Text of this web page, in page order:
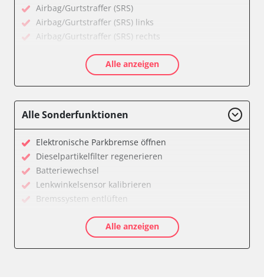
Airbag/Gurtstraffer (SRS)
Airbag/Gurtstraffer (SRS) links
Airbag/Gurtstraffer (SRS) rechts
Allradelektronik
Anhängersteuergerät
Diagnoseschnittstelle (EOBD/OBDII)
Einparkhilfe
Einparkhilfe Lenkhilfe
Einstiegshilfe Beifahrer
Einstiegshilfe Fahrer
Fahrererkennung
Fahrtrichtungskamera
Fernlichtassistent
Alle anzeigen
Alle Sonderfunktionen
Elektronische Parkbremse öffnen
Dieselpartikelfilter regenerieren
Batteriewechsel
Lenkwinkelsensor kalibrieren
Bremssystem entlüften
AGR Ventil anlernen
Luftmassenmesser anlernen
Alle anzeigen